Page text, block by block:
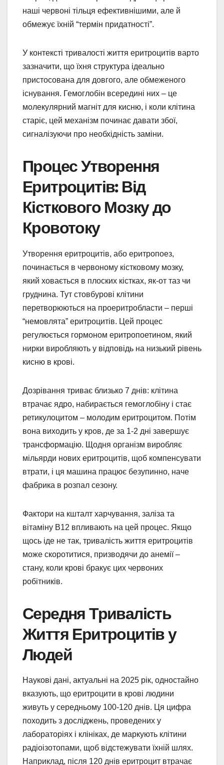
наші червоні тільця ефективнішими, але й
обмежує їхній “термін придатності”.
У контексті тривалості життя еритроцитів варто
зазначити, що їхня структура ідеально
пристосована для довгого, але обмеженого
існування. Гемоглобін всередині них – це
молекулярний магніт для кисню, і коли клітина
старіє, цей механізм починає давати збої,
сигналізуючи про необхідність заміни.
Процес Утворення
Еритроцитів: Від
Кісткового Мозку до
Кровотоку
Утворення еритроцитів, або еритропоез,
починається в червоному кістковому мозку,
який ховається в плоских кістках, як-от таз чи
груднина. Тут стовбурові клітини
перетворюються на проеритробласти – перші
“немовлята” еритроцитів. Цей процес
регулюється гормоном еритропоетином, який
нирки виробляють у відповідь на низький рівень
кисню в крові.
Дозрівання триває близько 7 днів: клітина
втрачає ядро, набирається гемоглобіну і стає
ретикулоцитом – молодим еритроцитом. Потім
вона виходить у кров, де за 1-2 дні завершує
трансформацію. Щодня організм виробляє
мільярди нових еритроцитів, щоб компенсувати
втрати, і ця машина працює безупинно, наче
фабрика в розпал сезону.
Фактори на кшталт харчування, заліза та
вітаміну B12 впливають на цей процес. Якщо
щось іде не так, тривалість життя еритроцитів
може скоротитися, призводячи до анемії –
стану, коли крові бракує цих червоних
робітників.
Середня Тривалість
Життя Еритроцитів у
Людей
Наукові дані, актуальні на 2025 рік, одностайно
вказують, що еритроцити в крові людини
живуть у середньому 100-120 днів. Ця цифра
походить з досліджень, проведених у
лабораторіях і клініках, де маркують клітини
радіоізотопами, щоб відстежувати їхній шлях.
Наприклад, після 120 днів еритроцит втрачає